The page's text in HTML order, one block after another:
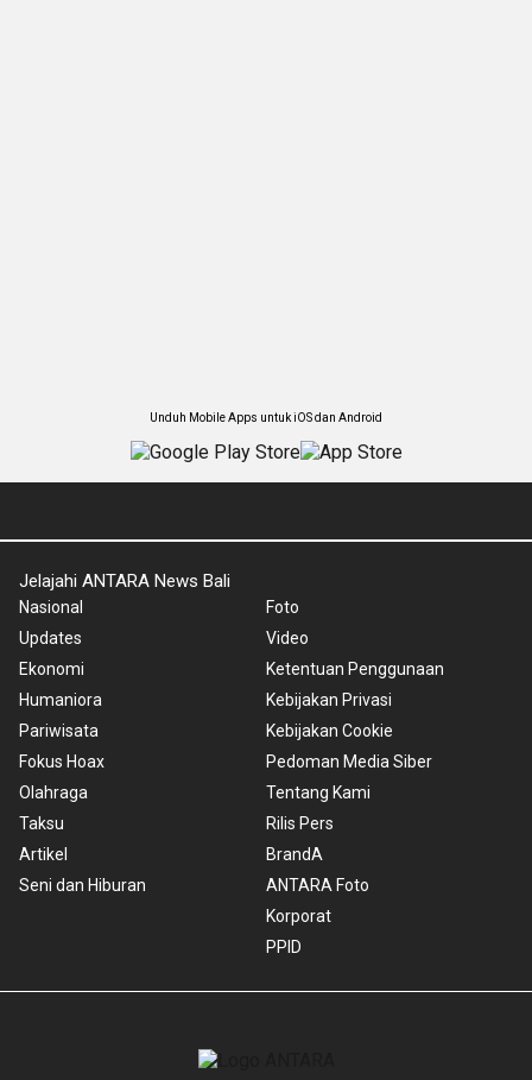
Unduh Mobile Apps untuk iOS dan Android
Jelajahi ANTARA News Bali
Nasional
Updates
Ekonomi
Humaniora
Pariwisata
Fokus Hoax
Olahraga
Taksu
Artikel
Seni dan Hiburan
Foto
Video
Ketentuan Penggunaan
Kebijakan Privasi
Kebijakan Cookie
Pedoman Media Siber
Tentang Kami
Rilis Pers
BrandA
ANTARA Foto
Korporat
PPID